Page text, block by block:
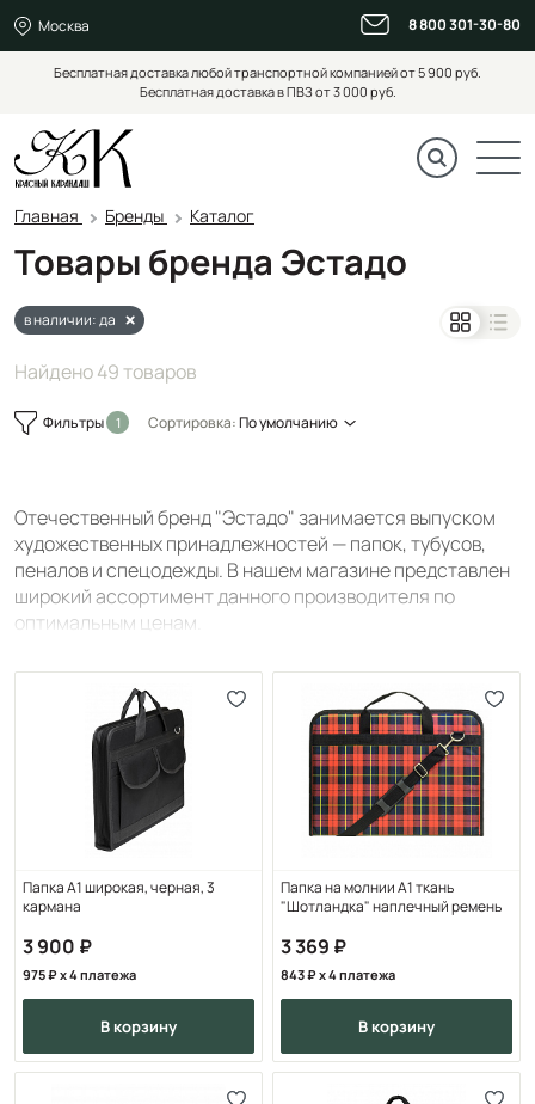
Москва 8 800 301-30-80
Бесплатная доставка любой транспортной компанией от 5 900 руб.
Бесплатная доставка в ПВЗ от 3 000 руб.
Главная Бренды Каталог
Товары бренда Эстадо
в наличии: да
Найдено 49 товаров
Фильтры Сортировка:По умолчанию
Отечественный бренд "Эстадо" занимается выпуском
художественных принадлежностей — папок, тубусов,
пеналов и спецодежды. В нашем магазине представлен
широкий ассортимент данного производителя по
оптимальным ценам.
Папка А1 широкая, черная, 3
кармана
3 900
975 x 4 платежа
в корзину
Папка на молнии А1 ткань
"Шотландка" наплечный ремень
3 369
843 x 4 платежа
в корзину